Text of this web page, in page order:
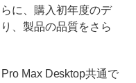
に、購入初年度のデ
、製品の品質をさら
Max Desktop共通で